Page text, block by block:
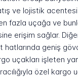
ve lojistik
fazla uçağa ve
erişim sağlar.
hatlarında geniş
uçakları işleten
özel kargo